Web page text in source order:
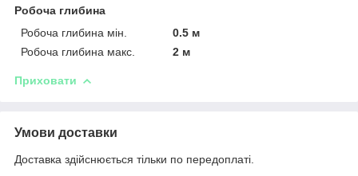
Робоча глибина
Робоча глибина мін.
0.5 м
Робоча глибина макс.
2 м
Приховати
Умови доставки
Доставка здійснюється тільки по передоплаті.